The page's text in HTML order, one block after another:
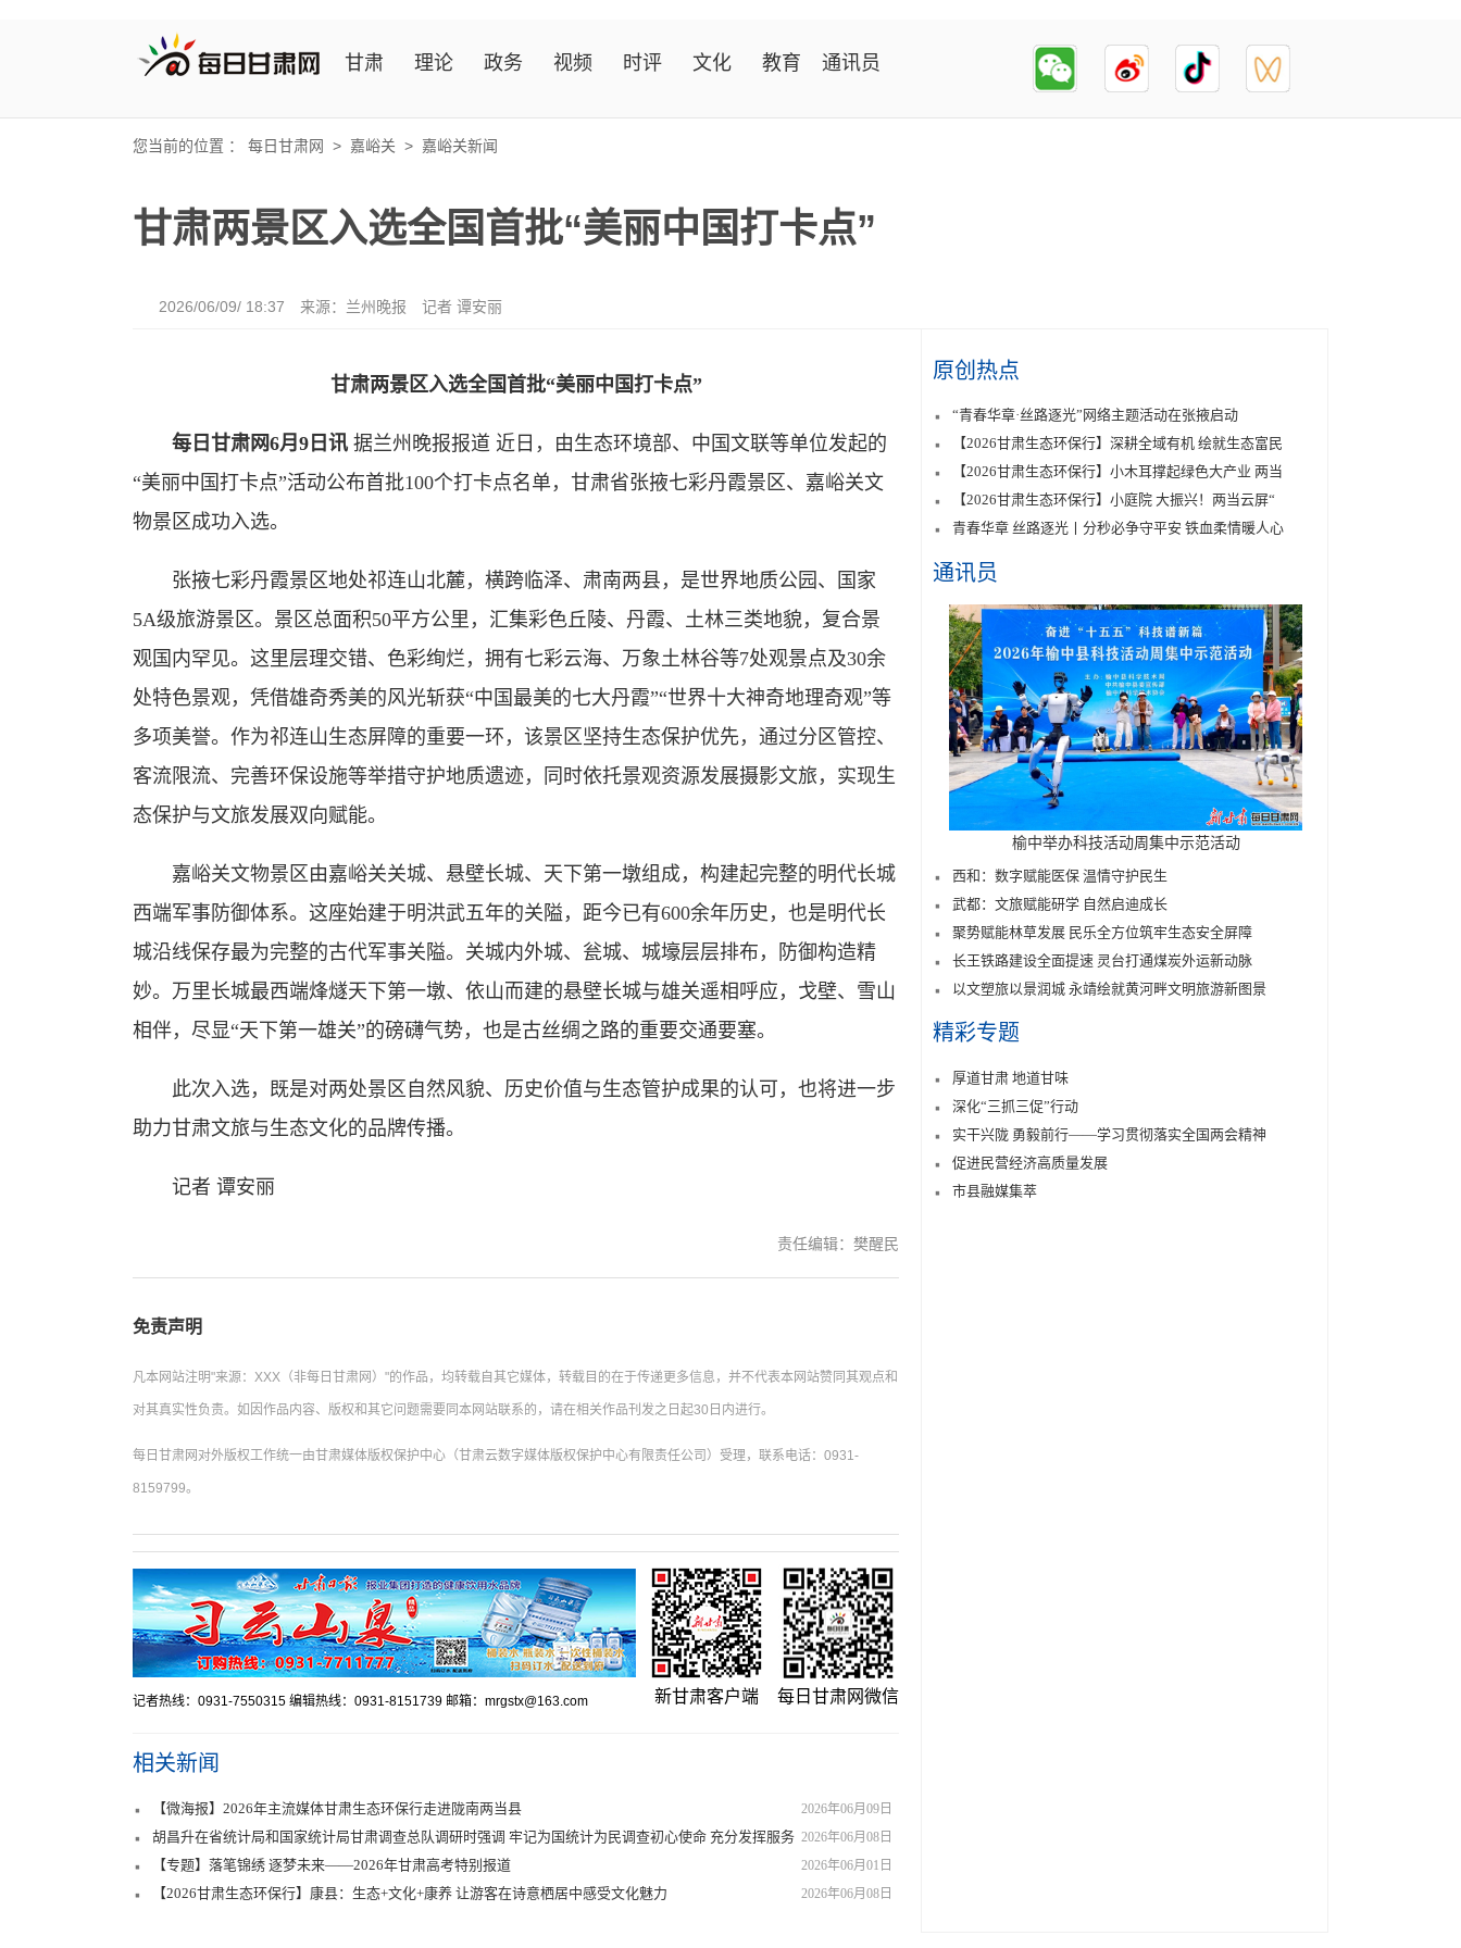
甘肃 理论 政务 视频 时评 文化 教育 通讯员
您当前的位置 ： 每日甘肃网 > 嘉峪关 > 嘉峪关新闻
甘肃两景区入选全国首批“美丽中国打卡点”
2026/06/09/ 18:37 来源：兰州晚报 记者 谭安丽
甘肃两景区入选全国首批“美丽中国打卡点”
每日甘肃网6月9日讯 据兰州晚报报道 近日，由生态环境部、中国文联等单位发起的
“美丽中国打卡点”活动公布首批100个打卡点名单，甘肃省张掖七彩丹霞景区、嘉峪关文
物景区成功入选。
张掖七彩丹霞景区地处祁连山北麓，横跨临泽、肃南两县，是世界地质公园、国家
5A级旅游景区。景区总面积50平方公里，汇集彩色丘陵、丹霞、土林三类地貌，复合景
观国内罕见。这里层理交错、色彩绚烂，拥有七彩云海、万象土林谷等7处观景点及30余
处特色景观，凭借雄奇秀美的风光斩获“中国最美的七大丹霞”“世界十大神奇地理奇观”等
多项美誉。作为祁连山生态屏障的重要一环，该景区坚持生态保护优先，通过分区管控、
客流限流、完善环保设施等举措守护地质遗迹，同时依托景观资源发展摄影文旅，实现生
态保护与文旅发展双向赋能。
嘉峪关文物景区由嘉峪关关城、悬壁长城、天下第一墩组成，构建起完整的明代长城
西端军事防御体系。这座始建于明洪武五年的关隘，距今已有600余年历史，也是明代长
城沿线保存最为完整的古代军事关隘。关城内外城、瓮城、城壕层层排布，防御构造精
妙。万里长城最西端烽燧天下第一墩、依山而建的悬壁长城与雄关遥相呼应，戈壁、雪山
相伴，尽显“天下第一雄关”的磅礴气势，也是古丝绸之路的重要交通要塞。
此次入选，既是对两处景区自然风貌、历史价值与生态管护成果的认可，也将进一步
助力甘肃文旅与生态文化的品牌传播。
记者 谭安丽
责任编辑：樊醒民
免责声明
凡本网站注明"来源：XXX（非每日甘肃网）"的作品，均转载自其它媒体，转载目的在于传递更多信息，并不代表本网站赞同其观点和
对其真实性负责。如因作品内容、版权和其它问题需要同本网站联系的，请在相关作品刊发之日起30日内进行。
每日甘肃网对外版权工作统一由甘肃媒体版权保护中心（甘肃云数字媒体版权保护中心有限责任公司）受理，联系电话：0931-
8159799。
记者热线：0931-7550315 编辑热线：0931-8151739 邮箱：mrgstx@163.com 新甘肃客户端 每日甘肃网微信
相关新闻
2026年06月09日
【微海报】2026年主流媒体甘肃生态环保行走进陇南两当县
2026年06月08日
胡昌升在省统计局和国家统计局甘肃调查总队调研时强调 牢记为国统计为民调查初心使命 充分发挥服务
党委政府决策职能
2026年06月01日
【专题】落笔锦绣 逐梦未来——2026年甘肃高考特别报道
2026年06月08日
【2026甘肃生态环保行】康县：生态+文化+康养 让游客在诗意栖居中感受文化魅力
原创热点
“青春华章·丝路逐光”网络主题活动在张掖启动
【2026甘肃生态环保行】深耕全域有机 绘就生态富民
【2026甘肃生态环保行】小木耳撑起绿色大产业 两当
【2026甘肃生态环保行】小庭院 大振兴！两当云屏“
青春华章 丝路逐光丨分秒必争守平安 铁血柔情暖人心
通讯员
榆中举办科技活动周集中示范活动
西和：数字赋能医保 温情守护民生
武都：文旅赋能研学 自然启迪成长
聚势赋能林草发展 民乐全方位筑牢生态安全屏障
长王铁路建设全面提速 灵台打通煤炭外运新动脉
以文塑旅以景润城 永靖绘就黄河畔文明旅游新图景
精彩专题
厚道甘肃 地道甘味
深化“三抓三促”行动
实干兴陇 勇毅前行——学习贯彻落实全国两会精神
促进民营经济高质量发展
市县融媒集萃